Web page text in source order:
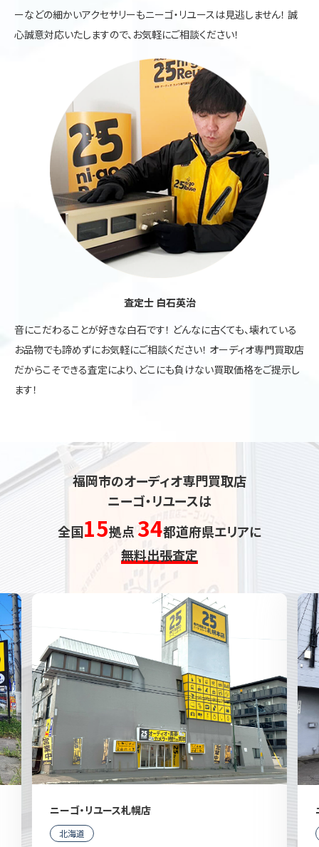
ーなどの細かいアクセサリーもニーゴ・リユースは見逃しません！ 誠
心誠意対応いたしますので、お気軽にご相談ください！
査定士 白石英治
音にこだわることが好きな白石です！ どんなに古くても、壊れている
お品物でも諦めずにお気軽にご相談ください！ オーディオ専門買取店
だからこそできる査定により、どこにも負けない買取価格をご提示し
ます！
福岡市のオーディオ専門買取店
ニーゴ・リユースは
全国15拠点 34都道府県エリアに
無料出張査定
ニーゴ・リユース札幌店
北海道